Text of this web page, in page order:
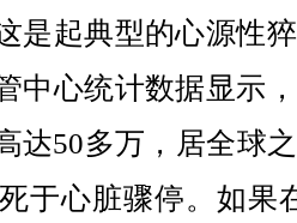
是起典型的心源性
中心统计数据显示
达50多万，居全球
于心脏骤停。如果